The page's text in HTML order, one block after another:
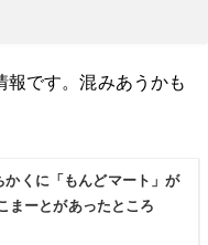
報です。混みあうかも
かくに「もんどマート」が
まーとがあったところ